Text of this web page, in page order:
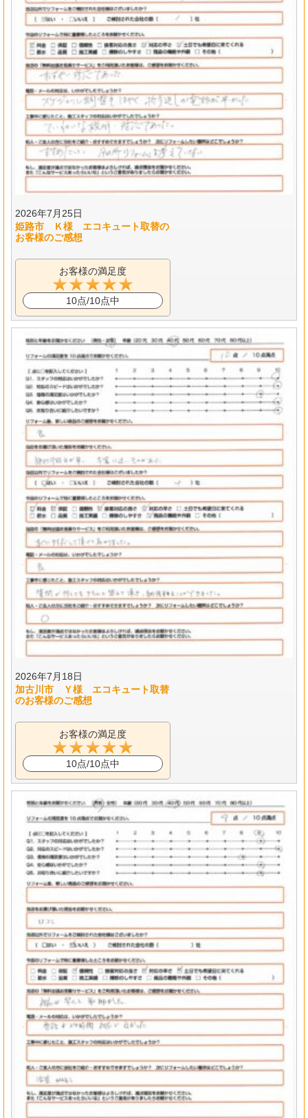
2026年7月25日
姫路市 Ｋ様 エコキュート取替の
お客様のご感想
お客様の満足度
10点/10点中
2026年7月18日
加古川市 Ｙ様 エコキュート取替
のお客様のご感想
お客様の満足度
10点/10点中